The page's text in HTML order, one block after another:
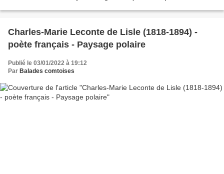
Charles-Marie Leconte de Lisle (1818-1894) -
poète français - Paysage polaire
Publié le 03/01/2022 à 19:12
Par Balades comtoises